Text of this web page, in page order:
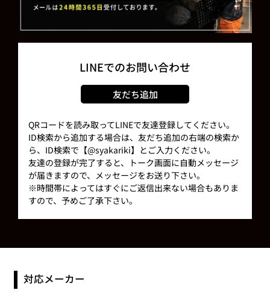
LINEでのお問い合わせ
友だち追加
QRコードを読み取ってLINEで友達登録してください。
ID検索から追加する場合は、友だち追加の右端の検索か
ら、ID検索で【@syakariki】とご入力ください。
友達の登録が完了すると、トーク画面に自動メッセージ
が届きますので、メッセージをお送り下さい。
※時間帯によってはすぐにご返信出来ない場合もありま
すので、予めご了承下さい。
対応メーカー